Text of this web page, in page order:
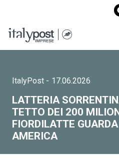
ItalyPost - 17.06.2026
LATTERIA
TETTO DEI 200
FIORDILATTE
AMERICA